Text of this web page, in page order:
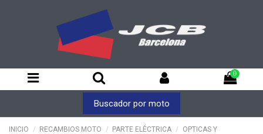
0
Buscador por moto
INICIO RECAMBIOS MOTO PARTE ELÉCTRICA
OPTICAS Y